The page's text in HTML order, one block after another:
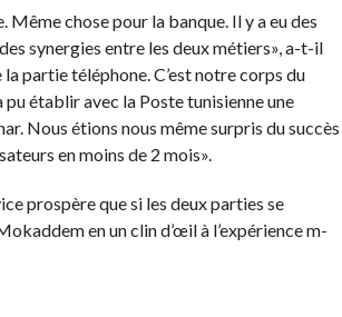
Même chose pour la banque. Il y a eu des
synergies entre les deux métiers», a-t-il
partie téléphone. C’est notre corps du
pu établir avec la Poste tunisienne une
Nous étions nous même surpris du succès
en moins de 2 mois».
prospère que si les deux parties se
en un clin d’œil à l’expérience m-